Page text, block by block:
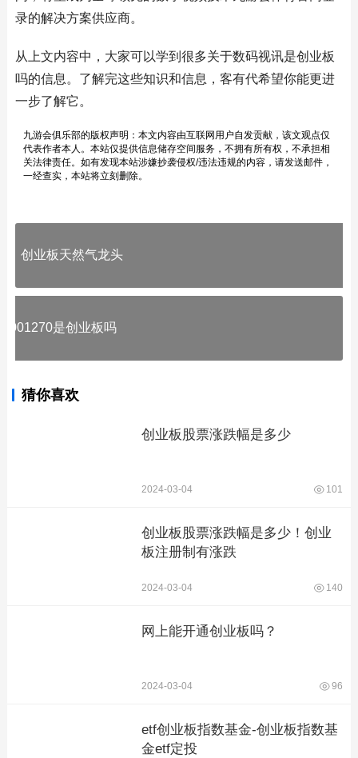
录的解决方案供应商。
从上文内容中，大家可以学到很多关于数码视讯是创业板
吗的信息。了解完这些知识和信息，客有代希望你能更进
一步了解它。
九游会俱乐部的版权声明：本文内容由互联网用户自发贡献，该文观点仅
代表作者本人。本站仅提供信息储存空间服务，不拥有所有权，不承担相
关法律责任。如有发现本站涉嫌抄袭侵权/违法违规的内容，请发送邮件，
一经查实，本站将立刻删除。
创业板天然气龙头
001270是创业板吗
猜你喜欢
创业板股票涨跌幅是多少
2024-03-04 101
创业板股票涨跌幅是多少！创业
板注册制有涨跌
2024-03-04 140
网上能开通创业板吗？
2024-03-04 96
etf创业板指数基金-创业板指数基
金etf定投